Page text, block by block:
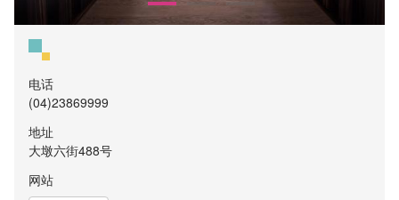
电话
(04)23869999
地址
大墩六街488号
网站